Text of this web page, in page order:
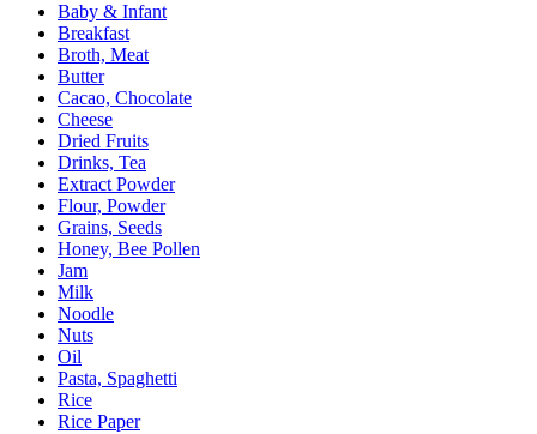
Baby & Infant
Breakfast
Broth, Meat
Butter
Cacao, Chocolate
Cheese
Dried Fruits
Drinks, Tea
Extract Powder
Flour, Powder
Grains, Seeds
Honey, Bee Pollen
Jam
Milk
Noodle
Nuts
Oil
Pasta, Spaghetti
Rice
Rice Paper